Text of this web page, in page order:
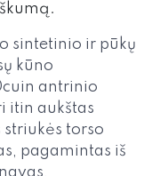
sintetinio ir pūkų
kūno
antrinio
itin aukštas
torso
pagamintas iš